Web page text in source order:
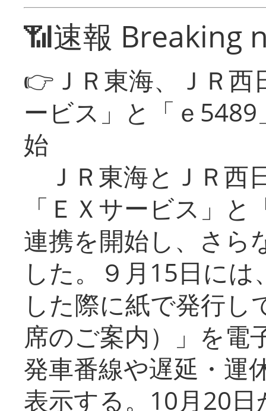
📶速報 Breaking
👉ＪＲ東海、ＪＲ
ービス」と「ｅ
始
ＪＲ東海とＪＲ西
「ＥＸサービス」
連携を開始し、さら
した。９月15日に
した際に紙で発行し
席のご案内）」を電
発車番線や遅延・運
表示する。10月20